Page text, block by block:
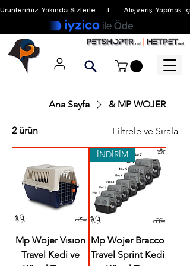
Ürünlerimiz Yakında Sizlerle     I      Alışveriş
Ana Sayfa & MP WOJER
2 ürün Filtrele ve Sırala
Mp Wojer Vısıon
Travel Kedi ve
İNDİRİM
Mp Wojer Bracco
Travel Sprint Kedi